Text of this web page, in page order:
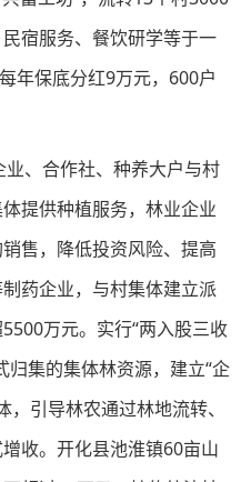
宿服务、餐饮研学等于一
年保底分红9万元，600户
、合作社、种养大户与村
提供种植服务，林业企业
售，降低投资风险、提高
药企业，与村集体建立派
万元。实行“两入股三收
归集的集体林资源，建立“企
引导林农通过林地流转、
收。开化县池淮镇60亩山